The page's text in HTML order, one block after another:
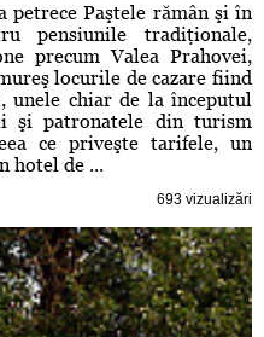
petrece Paştele rămân şi în
pensiunile tradiţionale,
precum Valea Prahovei,
locurile de cazare fiind
unele chiar de la începutul
şi patronatele din turism
ce priveşte tarifele, un
hotel de ...
693 vizualizări